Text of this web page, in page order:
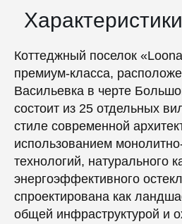
Коттеджный поселок
премиум-класса,
Васильевка в черте
состоит из 25 отдельных
стиле современной
использованием
технологий, натурального
энергоэффективного
спроектирована как
общей инфраструктурой и